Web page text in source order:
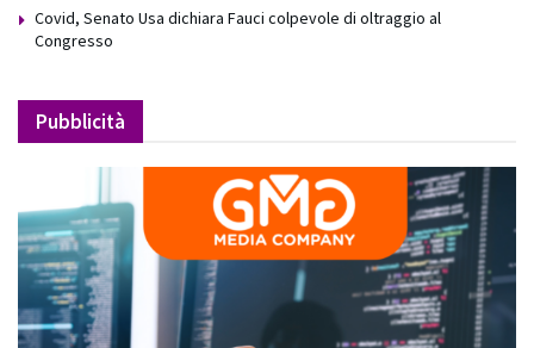
Covid, Senato Usa dichiara Fauci colpevole di oltraggio al
Congresso
Pubblicità